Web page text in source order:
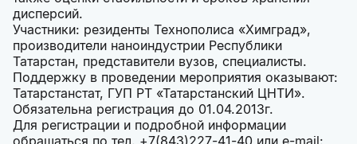
дисперсий.
Участники: резиденты Технополиса «Химград»,
производители наноиндустрии Республики
Татарстан, представители вузов, специалисты.
Поддержку в проведении мероприятия оказывают:
Татарстанстат, ГУП РТ «Татарстанский ЦНТИ».
Обязательна регистрация до 01.04.2013г.
Для регистрации и подробной информации
обращаться по тел. +7(843)227-41-40 или e-mail: